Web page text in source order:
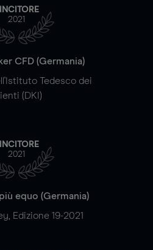
2021
CFD (Germania)
Tedesco dei
(DKI)
2021
equo (Germania)
Edizione 19-2021